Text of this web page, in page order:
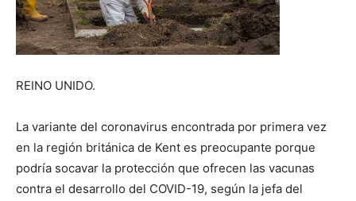
REINO UNIDO.
La variante del coronavirus encontrada por primera vez
en la región británica de Kent es preocupante porque
podría socavar la protección que ofrecen las vacunas
contra el desarrollo del COVID-19, según la jefa del